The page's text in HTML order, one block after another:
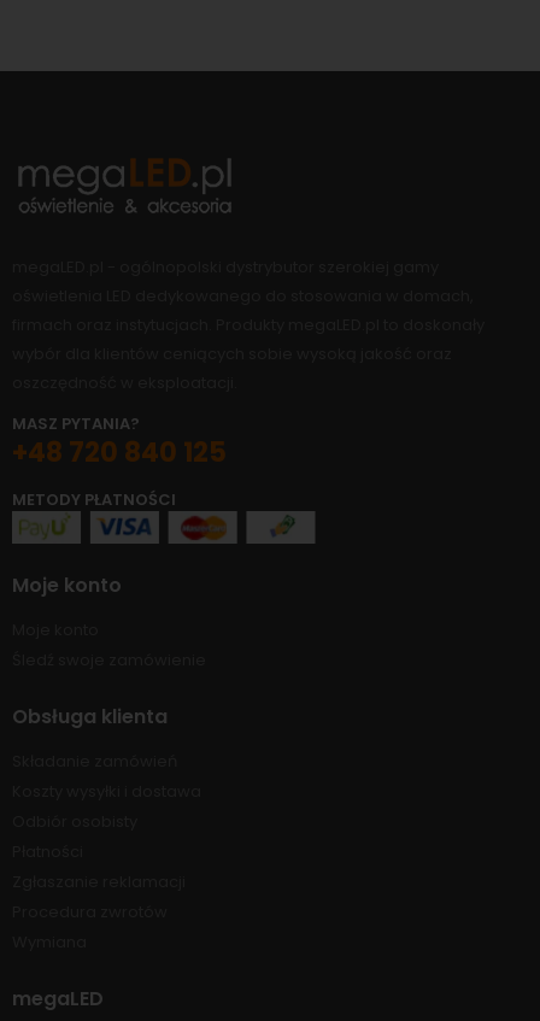
MASZ PYTANIA?
+48 720 840 125
METODY PŁATNOŚCI
Moje konto
Obsługa klienta
megaLED